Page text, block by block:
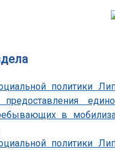
политики
в
политики